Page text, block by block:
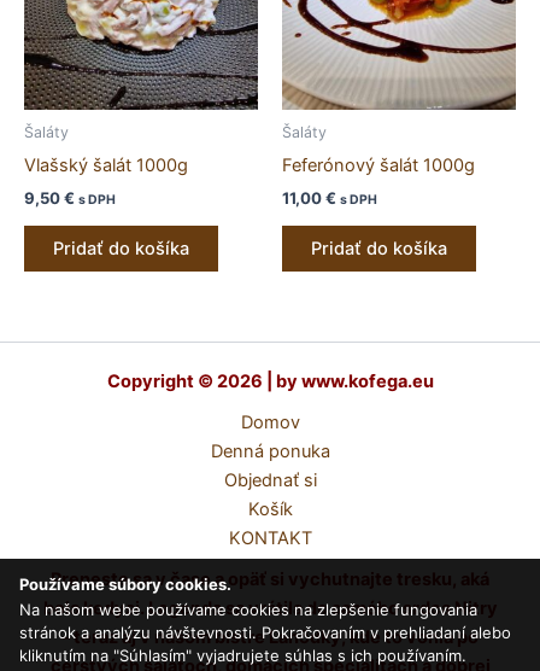
Šaláty
Vlašský šalát 1000g
9,50€ s DPH
Pridať do košíka
Šaláty
Feferónový šalát 1000g
11,00€ s DPH
Pridať do košíka
Copyright © 2026 | by www.kofega.eu
Domov
Denná ponuka
Objednať si
Košík
KONTAKT
Preneste sa v čase a opäť si vychutnajte tresku, aká
bola kedysi. Legenda sa vrátila do samého srdca Nitry
– teraz aj v našom bistre Lahôdky, kde to vonia po
čerstvých šalátoch, domácich špecialitách a dobrej
Používame súbory cookies.
Na našom webe používame cookies na zlepšenie fungovania
stránok a analýzu návštevnosti. Pokračovaním v prehliadaní alebo
kliknutím na "Súhlasím" vyjadrujete súhlas s ich používaním.